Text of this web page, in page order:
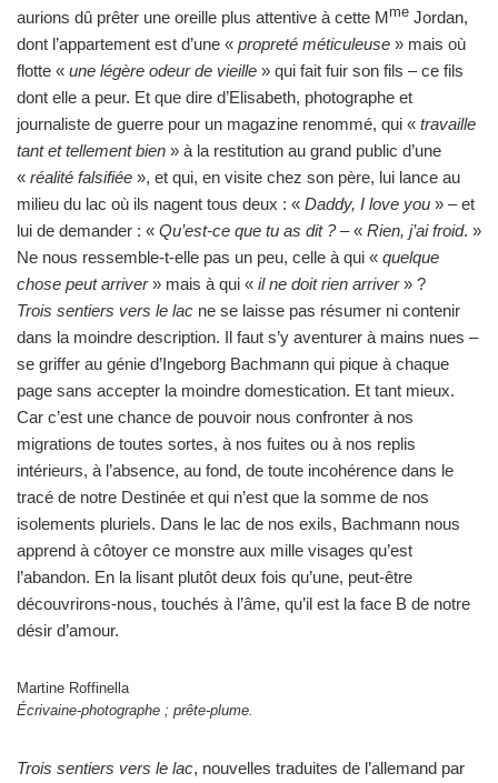
aurions dû prêter une oreille plus attentive à cette Mme Jordan,
dont l’appartement est d’une « propreté méticuleuse » mais où
flotte « une légère odeur de vieille » qui fait fuir son fils – ce fils
dont elle a peur. Et que dire d’Elisabeth, photographe et
journaliste de guerre pour un magazine renommé, qui « travaille
tant et tellement bien » à la restitution au grand public d’une
« réalité falsifiée », et qui, en visite chez son père, lui lance au
milieu du lac où ils nagent tous deux : « Daddy, I love you » – et
lui de demander : « Qu’est-ce que tu as dit ?– « Rien, j’ai froid. »
Ne nous ressemble-t-elle pas un peu, celle à qui « quelque
chose peut arriver» mais à qui « il ne doit rien arriver» ?
Trois sentiers vers le lac ne se laisse pas résumer ni contenir
dans la moindre description. Il faut s’y aventurer à mains nues –
se griffer au génie d’Ingeborg Bachmann qui pique à chaque
page sans accepter la moindre domestication. Et tant mieux.
Car c’est une chance de pouvoir nous confronter à nos
migrations de toutes sortes, à nos fuites ou à nos replis
intérieurs, à l’absence, au fond, de toute incohérence dans le
tracé de notre Destinée et qui n’est que la somme de nos
isolements pluriels. Dans le lac de nos exils, Bachmann nous
apprend à côtoyer ce monstre aux mille visages qu’est
l’abandon. En la lisant plutôt deux fois qu’une, peut-être
découvrirons-nous, touchés à l’âme, qu’il est la face B de notre
désir d’amour.
Martine Roffinella
Écrivaine-photographe ; prête-plume.
Trois sentiers vers le lac, nouvelles traduites de l’allemand par